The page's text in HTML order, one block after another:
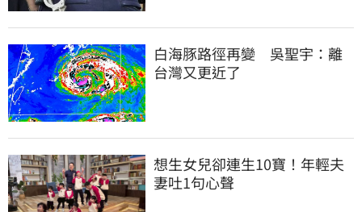
白海豚路徑再變　吳聖宇：離
台灣又更近了
想生女兒卻連生10寶！年輕夫
妻吐1句心聲